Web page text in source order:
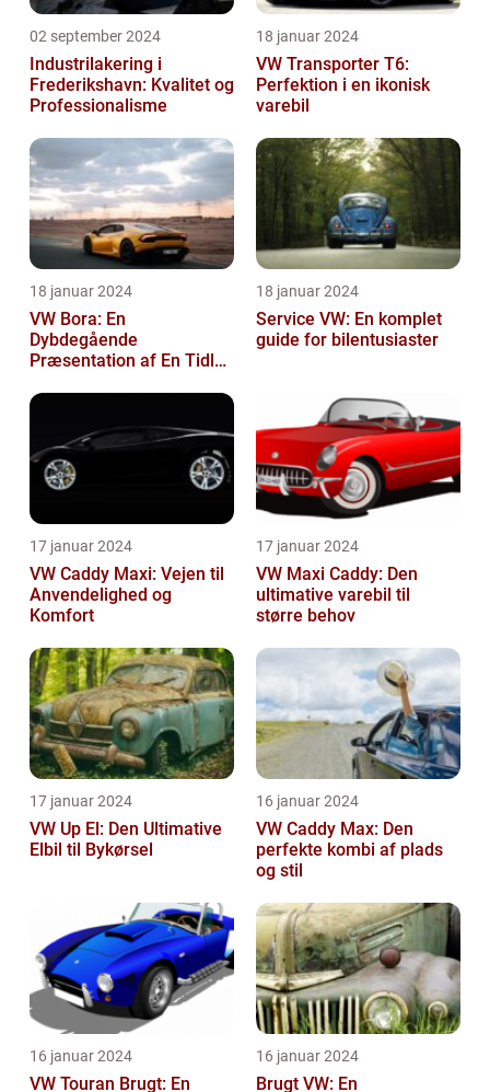
02 september 2024
Industrilakering i
Frederikshavn: Kvalitet og
Professionalisme
18 januar 2024
VW Transporter T6:
Perfektion i en ikonisk
varebil
18 januar 2024
VW Bora: En
Dybdegående
Præsentation af En Tidløs
18 januar 2024
Service VW: En komplet
guide for bilentusiaster
17 januar 2024
VW Caddy Maxi: Vejen til
Anvendelighed og
Komfort
17 januar 2024
VW Maxi Caddy: Den
ultimative varebil til
større behov
17 januar 2024
VW Up El: Den Ultimative
Elbil til Bykørsel
16 januar 2024
VW Caddy Max: Den
perfekte kombi af plads
og stil
16 januar 2024
VW Touran Brugt: En
16 januar 2024
Brugt VW: En